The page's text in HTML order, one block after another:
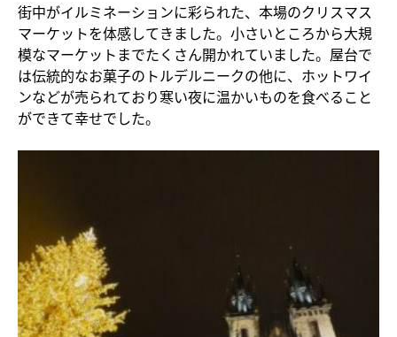
街中がイルミネーションに彩られた、本場のクリスマス
マーケットを体感してきました。小さいところから大規
模なマーケットまでたくさん開かれていました。屋台で
は伝統的なお菓子のトルデルニークの他に、ホットワイ
ンなどが売られており寒い夜に温かいものを食べること
ができて幸せでした。